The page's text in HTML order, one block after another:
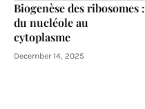
Biogenèse des ribosomes :
du nucléole au
cytoplasme
December 14, 2025